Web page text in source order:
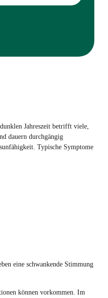
Jahreszeit betrifft viele,
dauern durchgängig
Typische Symptome
eine schwankende Stimmung
können vorkommen. Im